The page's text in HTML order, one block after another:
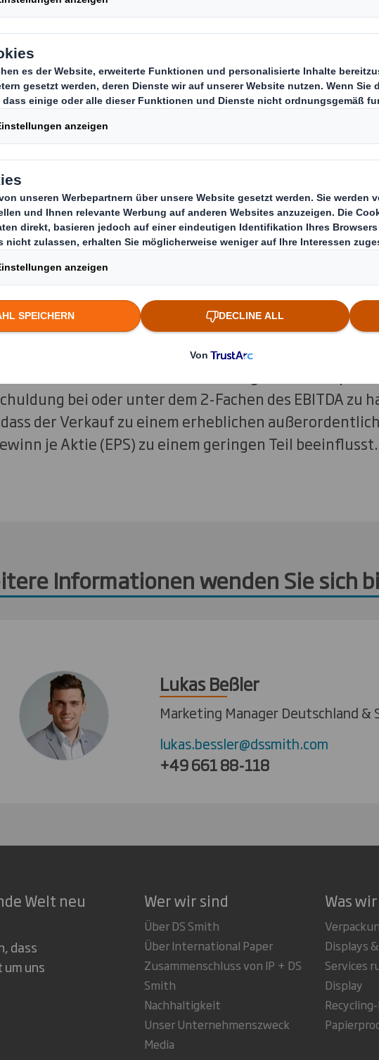
Steuern und Abschreibungen (EBITDA) bezogen auf
zum 31. Oktober 2018. Die Transaktion unterliegt
einschließlich der behördlichen
in der zweiten Hälfte dieses Kalenderjahres
Nettozahlungsmittelzufluss nach Steuern und
Mio £.
Division umfasst die Kunststoffgeschäfte von DS
Hartkunststoffen und Schaumstoffprodukten. Das
betrug zum 31. Oktober 2018 223 Mio £,
den 12-Monatszeitraum bis zum 31. Oktober 2018 lag
ist ein wichtiger Schritt in der weiteren
für nachhaltige Verpackungen und beschleunigt das
Verschuldungsgrades in Verbindung mit dem
wird voraussichtlich zur Reduzierung des
bei oder unter dem 2-Fachen des EBITDA zu
der Verkauf zu einem erheblichen
je Aktie (EPS) zu einem geringen Teil beeinflusst.
Informationen wenden Sie sich
Lukas Beßler
Marketing Manager Deutschland &
lukas.bessler@dssmith.com
+49 661 88-118
Welt neu
dass
um uns
Wer wir sind
Über DS Smith
Über International Paper
Zusammenschluss von IP + DS
Smith
Nachhaltigkeit
Unser Unternehmenszweck
Media
Was
Displays
Services
Display